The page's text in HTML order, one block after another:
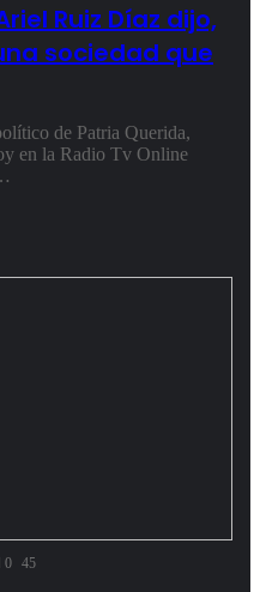
Ruiz Díaz dijo,
sociedad que
de Patria Querida,
en la Radio Tv Online
0 45